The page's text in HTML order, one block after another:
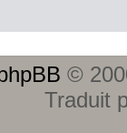
©
Traduit